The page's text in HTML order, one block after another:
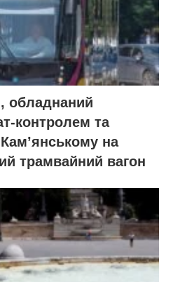
обладнаний
контролем та
на
трамвайний вагон